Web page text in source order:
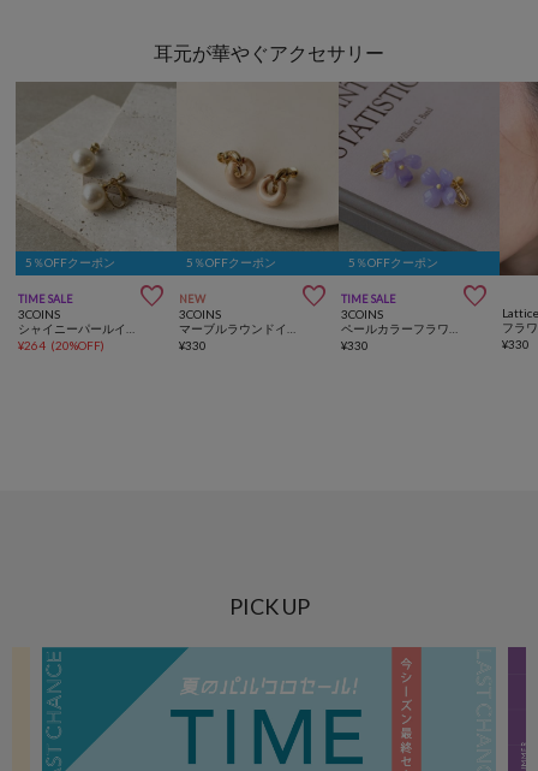
耳元が華やぐアクセサリー
5％OFFクーポン
TIME SALE 
3COINS
¥264 (20%OFF)
5％OFFクーポン
NEW 
3COINS
¥330
5％OFFクーポン
TIME SALE 
3COINS
¥330 ¥330
PICK UP